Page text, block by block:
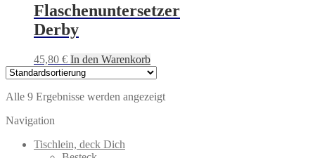
Flaschenuntersetzer
Derby
45,80 € In den Warenkorb
Alle 9 Ergebnisse werden angezeigt
Navigation
Tischlein, deck Dich